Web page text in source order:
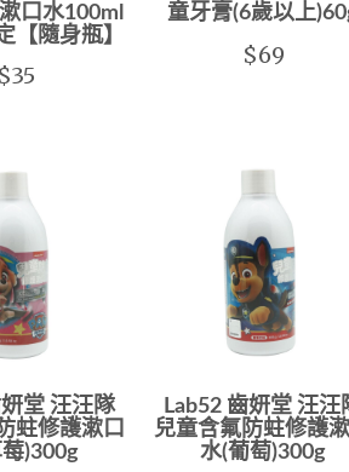
口水100ml
【隨身瓶】
$35
童牙膏(6歲以上
$69
妍堂 汪汪隊
蛀修護漱口
)300g
Lab52 齒妍堂 汪汪
兒童含氟防蛀修護
水(葡萄)300g